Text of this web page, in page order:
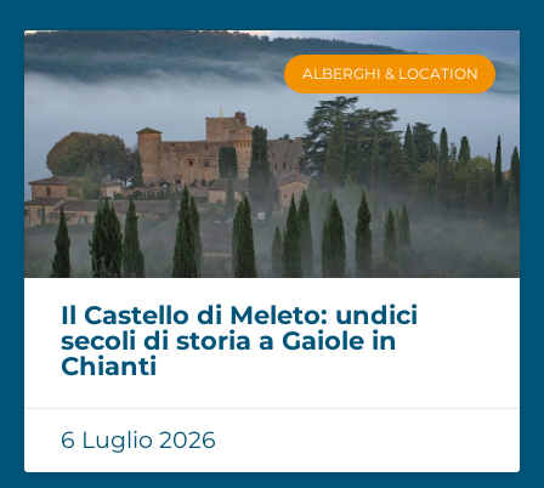
ALBERGHI & LOCATION
Il Castello di Meleto: undici
secoli di storia a Gaiole in
Chianti
6 Luglio 2026